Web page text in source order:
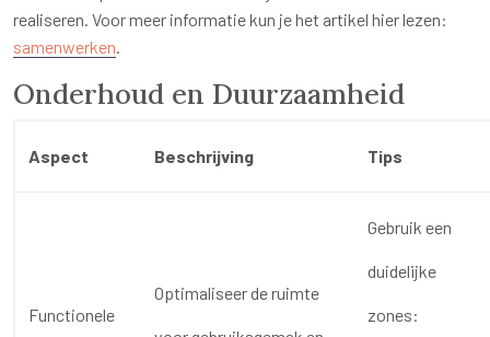
realiseren. Voor meer informatie kun je het artikel hier lezen:
samenwerken
Onderhoud en Duurzaamheid
Aspect Beschrijving Tips
Functionele
Optimaliseer de ruimte
Gebruik een
duidelijke
zones: